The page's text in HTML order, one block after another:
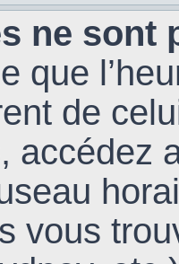
ne sont
que
de
accédez
vous